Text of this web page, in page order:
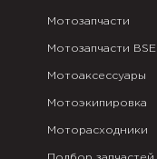
Мотозапчасти
Мотозапчасти BSE
Мотоаксессуары
Мотоэкипировка
Моторасходники